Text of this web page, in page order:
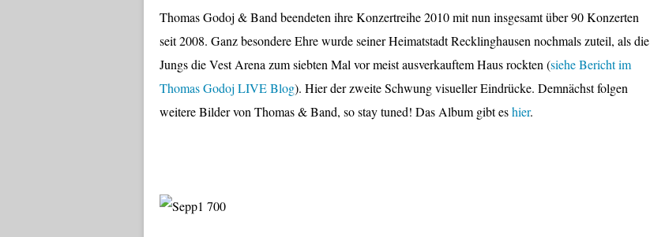
Thomas Godoj & Band beendeten ihre Konzertreihe 2010 mit nun insgesamt über 90 Konzerten
seit 2008. Ganz besondere Ehre wurde seiner Heimatstadt Recklinghausen nochmals zuteil, als die
Jungs die Vest Arena zum siebten Mal vor meist ausverkauftem Haus rockten (siehe Bericht im
Thomas Godoj LIVE Blog). Hier der zweite Schwung visueller Eindrücke. Demnächst folgen
weitere Bilder von Thomas & Band, so stay tuned! Das Album gibt eshier.